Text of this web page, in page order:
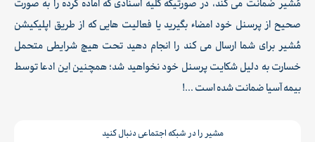
مُشیر ضمانت می کند، در صورتیکه کلیه اسنادی که آماده کرده را به صورت
صحیح از پرسنل خود امضاء بگیرید یا فعالیت هایی که از طریق اپلیکیشن
مُشیر برای شما ارسال می کند را انجام دهید تحت هیچ شرایطی متحمل
خسارت به دلیل شکایت پرسنل خود نخواهید شد؛ همچنین این ادعا توسط
بیمه آسیا ضمانت شده است ...!
مشیر را در شبکه اجتماعی دنبال کنید